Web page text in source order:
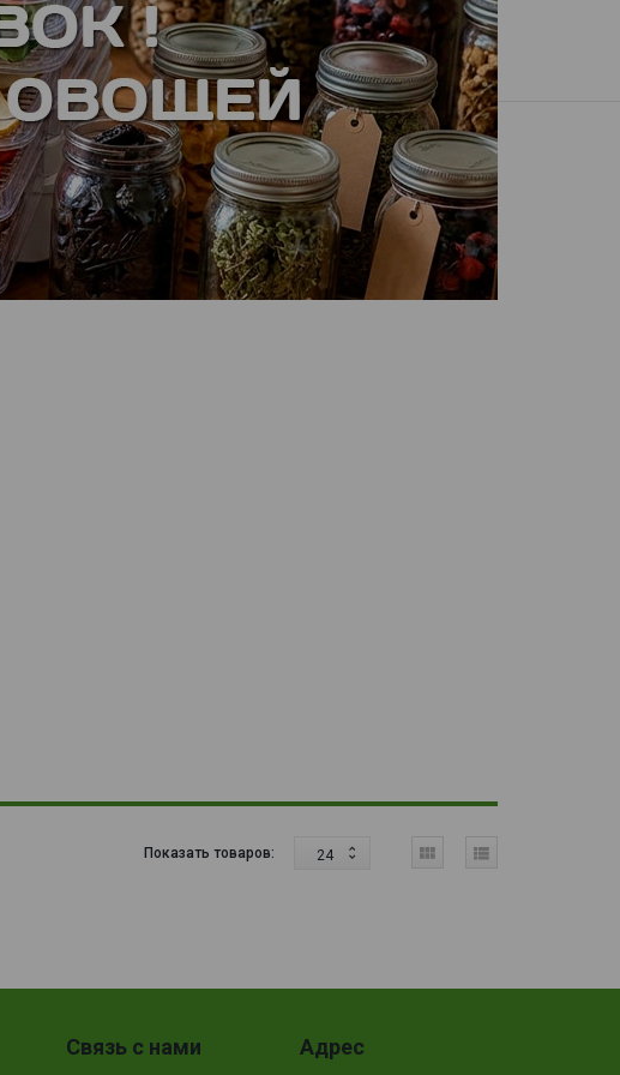
Вход/Регистрация
0 На сумму
0
Оформить
Профиль Оплата Контакты
Показать товаров: 24
Связь с нами Адрес